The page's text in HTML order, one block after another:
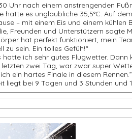
Uhr nach einem anstrengenden
hatte es unglaubliche 35,5°C. Auf
– mit einem Eis und einem
Freunden und Unterstützern sagte
hat perfekt funktioniert, mein
sein. Ein tolles Gefüh!“
hatte ich sehr gutes Flugwetter.
letzten zwei Tag, war zwar super
ein hartes Finale in diesem Rennen.”
liegt bei 9 Tagen und 3 Stunden und